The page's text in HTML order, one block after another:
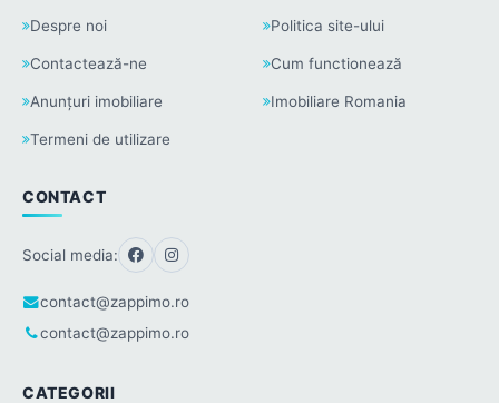
Despre noi Politica site-ului
Contactează-ne Cum functionează
Anunțuri imobiliare Imobiliare Romania
Termeni de utilizare
CONTACT
Social media:
contact@zappimo.ro
contact@zappimo.ro
CATEGORII